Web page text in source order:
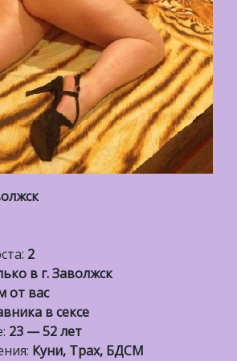
2
в г. Заволжск
от вас
в сексе
23 — 52 лет
Куни, Трах, БДСМ